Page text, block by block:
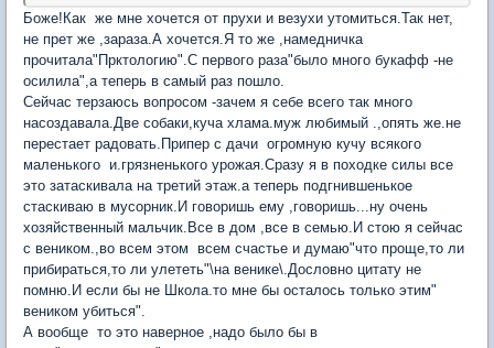
Боже!Как же мне хочется от прухи и везухи утомиться.Так нет,
не прет же ,зараза.А хочется.Я то же ,намедничка
прочитала"Прктологию".С первого раза"было много букафф -не
осилила",а теперь в самый раз пошло.
Сейчас терзаюсь вопросом -зачем я себе всего так много
насоздавала.Две собаки,куча хлама.муж любимый .,опять же.не
перестает радовать.Припер с дачи огромную кучу всякого
маленького и.грязненького урожая.Сразу я в походке силы все
это затаскивала на третий этаж.а теперь подгнившенькое
стаскиваю в мусорник.И говоришь ему ,говоришь...ну очень
хозяйственный мальчик.Все в дом ,все в семью.И стою я сейчас
с веником.,во всем этом всем счастье и думаю"что проще,то ли
прибираться,то ли улететь"\на венике\.Дословно цитату не
помню.И если бы не Школа.то мне бы осталось только этим"
веником убиться".
А вообще то это наверное ,надо было бы в